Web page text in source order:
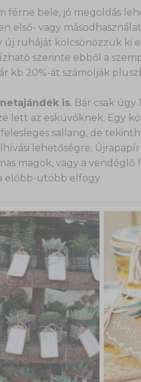
férne bele, jó megoldás
első- vagy
új ruháját kölcsönözzük ki
szerinte ebből a
kb 20%-át számolják
is. Bár csak úgy
lett az esküvőknek. Egy
sallang, de
lehetőségre.
magok, vagy a vendéglő
előbb-utóbb elfogy.